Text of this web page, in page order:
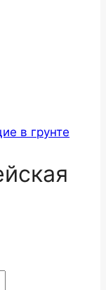
в грунте